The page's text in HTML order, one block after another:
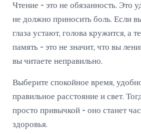
Чтение - это не обязанность. Это
не должно приносить боль. Если
глаза устают, голова кружится, а
память - это не значит, что вы
вы читаете неправильно.
Выберите спокойное время,
правильное расстояние и свет.
просто привычкой - оно станет
здоровья.